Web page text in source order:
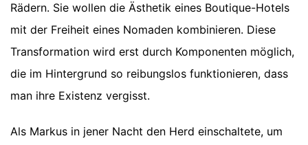
Rädern. Sie wollen die Ästhetik eines Boutique-Hotels
mit der Freiheit eines Nomaden kombinieren. Diese
Transformation wird erst durch Komponenten möglich,
die im Hintergrund so reibungslos funktionieren, dass
man ihre Existenz vergisst.
Als Markus in jener Nacht den Herd einschaltete, um